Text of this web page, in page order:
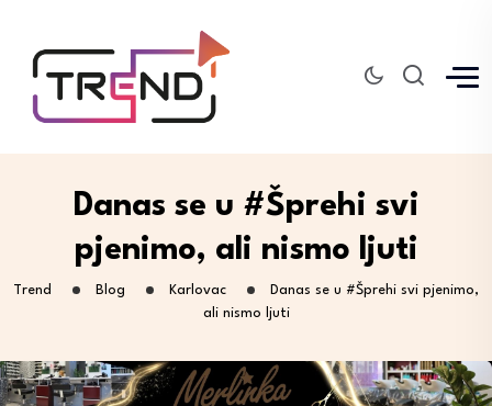
Danas se u #Šprehi svi
pjenimo, ali nismo ljuti
Trend Blog Karlovac
Danas se u #Šprehi svi pjenimo,
ali nismo ljuti